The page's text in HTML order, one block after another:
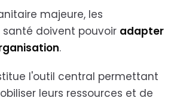
majeure, les
doivent pouvoir adapter
.
l'outil central permettant
leurs ressources et de